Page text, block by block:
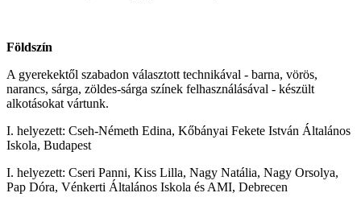
Földszín
A gyerekektől szabadon választott technikával - barna, vörös,
narancs, sárga, zöldes-sárga színek felhasználásával - készült
alkotásokat vártunk.
I. helyezett: Cseh-Németh Edina, Kőbányai Fekete István Általános
Iskola, Budapest
I. helyezett: Cseri Panni, Kiss Lilla, Nagy Natália, Nagy Orsolya,
Pap Dóra, Vénkerti Általános Iskola és AMI, Debrecen